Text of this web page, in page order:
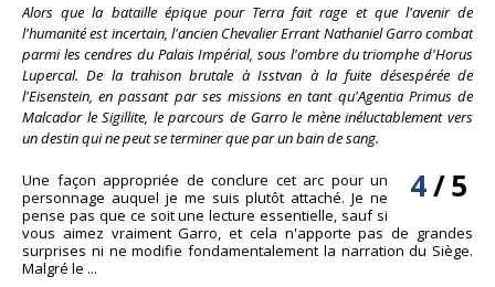
Alors que la bataille épique pour Terra fait rage et que l'avenir de
l'humanité est incertain, l'ancien Chevalier Errant Nathaniel Garro combat
parmi les cendres du Palais Impérial, sous l'ombre du triomphe d'Horus
Lupercal. De la trahison brutale à Isstvan à la fuite désespérée de
l'Eisenstein, en passant par ses missions en tant qu'Agentia Primus de
Malcador le Sigillite, le parcours de Garro le mène inéluctablement vers
un destin qui ne peut se terminer que par un bain de sang.
4/5
Une façon appropriée de conclure cet arc pour un
personnage auquel je me suis plutôt attaché. Je ne
pense pas que ce soit une lecture essentielle, sauf si
vous aimez vraiment Garro, et cela n'apporte pas de grandes
surprises ni ne modifie fondamentalement la narration du Siège.
Malgré le ...